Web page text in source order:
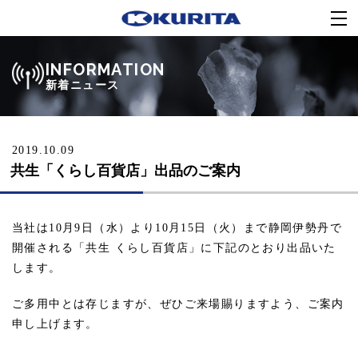
INFORMATION
新着ニュース
2019.10.09
共生「くらし百貨店」出品のご案内
当社は10月9日（水）より10月15日（火）まで静岡伊勢丹で
開催される「共生 くらし百貨店」に下記のとおり出品いた
します。
ご多用中とは存じますが、ぜひご来場賜りますよう、ご案内
申し上げます。